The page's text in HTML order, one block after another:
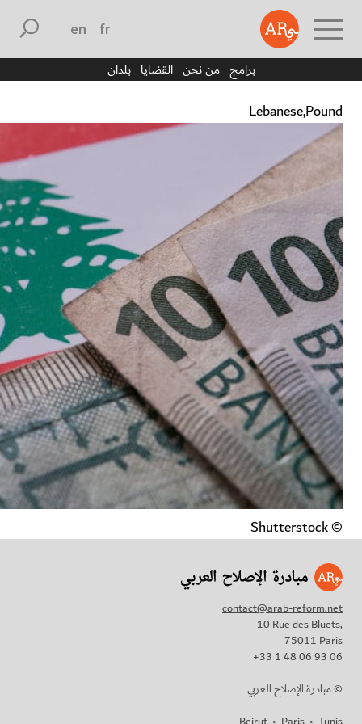
englishfrançais
برامج من نحن القضايا بلدان
Lebanese,Pound
© Shutterstock
contact@arab-reform.net
10 Rue des Bluets,
75011 Paris
+33 1 48 06 93 06
مبادرة الإصلاح العربي ©